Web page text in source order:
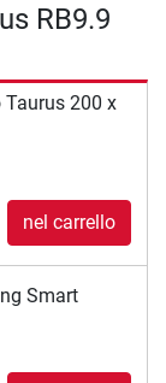
RB9.9
200 x
nel carrello
Smart